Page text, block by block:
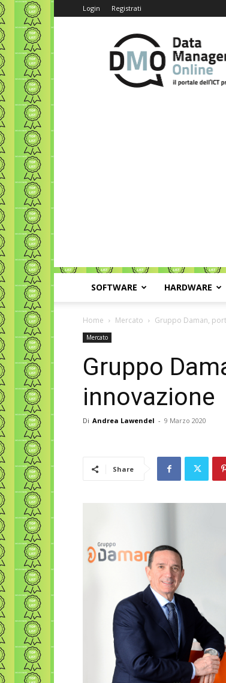
Login Registrati
Data
Manager
Online
SOFTWARE HARDWARE
Home Mercato Gruppo Daman,
Mercato
Gruppo
innovazione
Di Andrea Lawendel - 9 Marzo 2020
Share